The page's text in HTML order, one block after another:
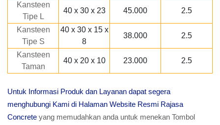
Kansteen
Tipe L
40 x 30 x 23 45.000 2.5
Kansteen
Tipe S
40 x 30 x 15 x
8
38.000 2.5
Kansteen
Taman
40 x 20 x 10 23.000 2.5
Untuk Informasi Produk dan Layanan dapat segera
menghubungi Kami di Halaman Website Resmi Rajasa
Concrete yang memudahkan anda untuk menekan Tombol